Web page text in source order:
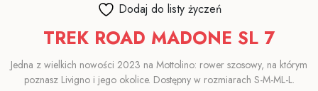
Dodaj do listy życzeń
TREK ROAD MADONE SL 7
Jedna z wielkich nowości 2023 na Mottolino: rower szosowy, na którym
poznasz Livigno i jego okolice. Dostępny w rozmiarach S-M-ML-L.